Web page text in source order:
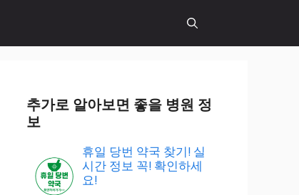
추가로 알아보면 좋을 병원 정
보
휴일 당번 약국 찾기! 실
시간 정보 꼭! 확인하세
요!